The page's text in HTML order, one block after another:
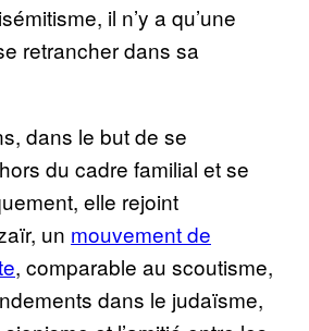
il n’y a qu’une
retrancher dans sa
dans le but de se
du cadre familial et se
elle rejoint
un mouvement de
, comparable au scoutisme,
dans le judaïsme,